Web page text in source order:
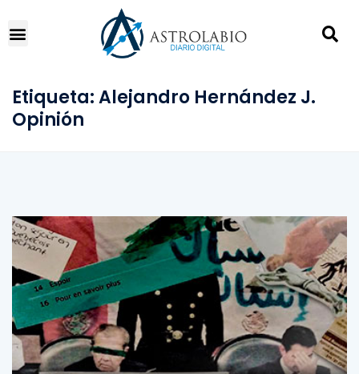
Etiqueta:Alejandro Hernández J.
Opinión